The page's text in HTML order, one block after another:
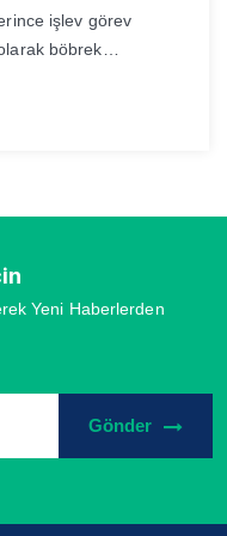
işlev görev
böbrek
Yeni Haberlerden
Gönder